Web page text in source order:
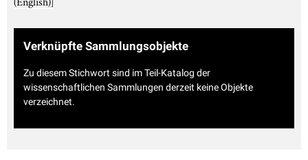
Verknüpfte Sammlungsobjekte
Zu diesem Stichwort sind im Teil-Katalog der
wissenschaftlichen Sammlungen derzeit keine Objekte
verzeichnet.